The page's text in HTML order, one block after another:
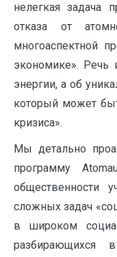
нелегкая задача
отказа от
многоаспектной
экономике». Речь
энергии, а об
который может
кризиса».
Мы детально
программу
общественности
сложных задач
в широком
разбирающихся